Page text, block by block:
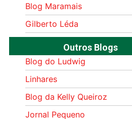
Blog Maramais
Gilberto Léda
Outros Blogs
Blog do Ludwig
Linhares
Blog da Kelly Queiroz
Jornal Pequeno